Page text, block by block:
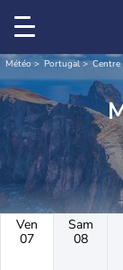
Météo Portugal Centre
Ven
07
Sam
08